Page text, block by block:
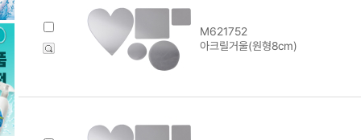
M621752
아크릴거울(원형8cm)